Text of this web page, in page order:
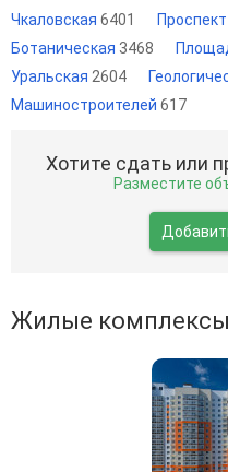
Чкаловская 6401
Ботаническая 3468
Уральская 2604
Машиностроителей 617
Хотите сдать или
Разместите
Жилые комплексы